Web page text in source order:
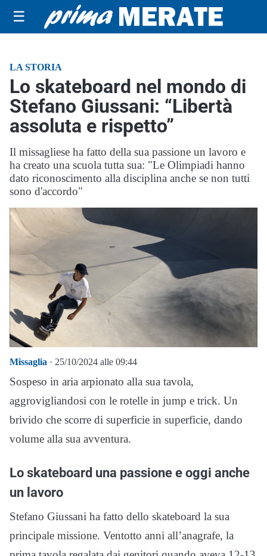
☰
LA STORIA
Lo skateboard nel mondo di
Stefano Giussani: “Libertà
assoluta e rispetto”
Il missagliese ha fatto della sua passione un lavoro e
ha creato una scuola tutta sua: "Le Olimpiadi hanno
dato riconoscimento alla disciplina anche se non tutti
sono d'accordo"
Missaglia · 25/10/2024 alle 09:44
Sospeso in aria arpionato alla sua tavola,
aggrovigliandosi con le rotelle in jump e trick. Un
brivido che scorre di superficie in superficie, dando
volume alla sua avventura.
Lo skateboard una passione e oggi anche
un lavoro
Stefano Giussani ha fatto dello skateboard la sua
principale missione. Ventotto anni all’anagrafe, la